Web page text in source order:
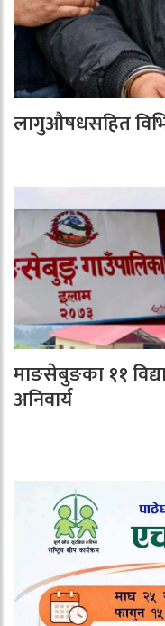
लागुऔषधसहित
माङसेबुङका ११
अनिवार्य